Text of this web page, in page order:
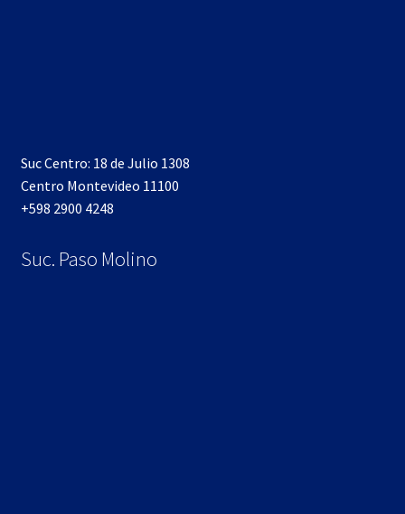
Suc Centro: 18 de Julio 1308
Centro Montevideo 11100
+598 2900 4248
Suc. Paso Molino